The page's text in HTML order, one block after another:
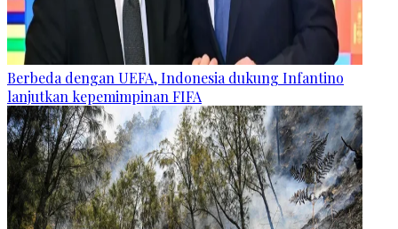
Berbeda dengan UEFA, Indonesia dukung Infantino
lanjutkan kepemimpinan FIFA